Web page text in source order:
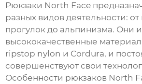
Рюкзаки North Face
разных видов деятельности:
прогулок до альпинизма. Они
высококачественные
ripstop nylon и Cordura, и
совершенствуют свои
Особенности рюкзаков North